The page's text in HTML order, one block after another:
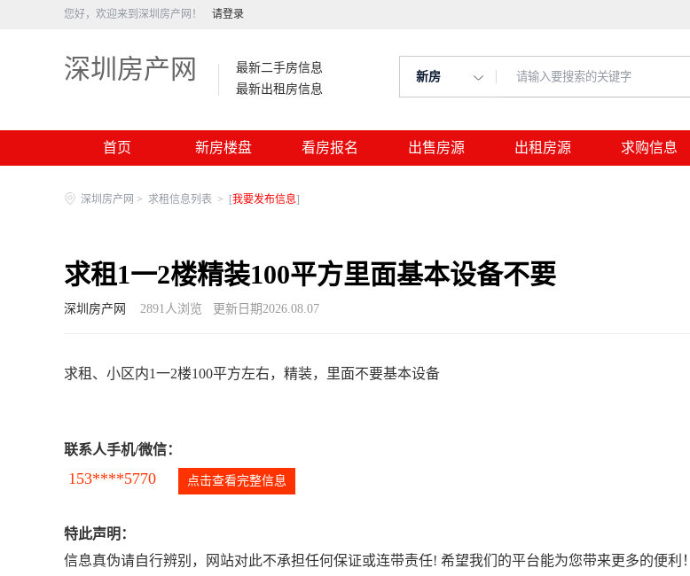
您好，欢迎来到深圳房产网！ 请登录
深圳房产网
最新二手房信息
最新出租房信息
新房
首页 新房楼盘 看房报名 出售房源 出租房源 求购信息
深圳房产网 > 求租信息列表 > [我要发布信息]
求租1一2楼精装100平方里面基本设备不要
深圳房产网 2891人浏览 更新日期2026.08.07
求租、小区内1一2楼100平方左右，精装，里面不要基本设备
联系人手机/微信：
153****5770 点击查看完整信息
特此声明：
信息真伪请自行辨别，网站对此不承担任何保证或连带责任! 希望我们的平台能为您带来更多的便利！